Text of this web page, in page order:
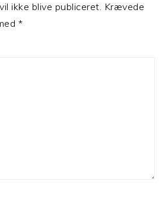
ikke blive publiceret. Krævede
*